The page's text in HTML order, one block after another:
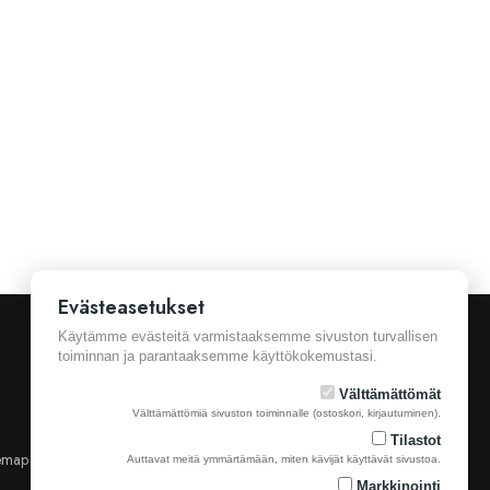
Yhteystiedot
Evästeasetukset
Käytämme evästeitä varmistaaksemme sivuston turvallisen
toiminnan ja parantaaksemme käyttökokemustasi.
Välttämättömät
Välttämättömiä sivuston toiminnalle (ostoskori, kirjautuminen).
Tilastot
Auttavat meitä ymmärtämään, miten kävijät käyttävät sivustoa.
Markkinointi